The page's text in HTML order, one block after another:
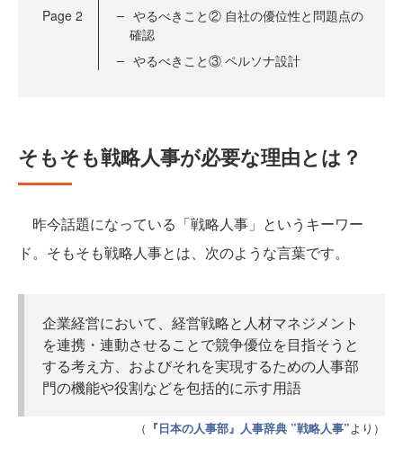
Page 2
やるべきこと② 自社の優位性と問題点の
確認
やるべきこと③ ペルソナ設計
そもそも戦略人事が必要な理由とは？
昨今話題になっている「戦略人事」というキーワー
ド。そもそも戦略人事とは、次のような言葉です。
企業経営において、経営戦略と人材マネジメント
を連携・連動させることで競争優位を目指そうと
する考え方、およびそれを実現するための人事部
門の機能や役割などを包括的に示す用語
（ 『日本の人事部』人事辞典 ”戦略人事”より）